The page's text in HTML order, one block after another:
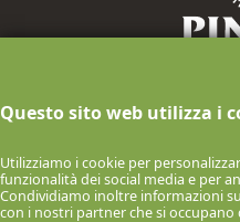
Questo sito web utilizza i
Utilizziamo i cookie per
funzionalità dei social media e per
Condividiamo inoltre informazioni
con i nostri partner che si
- 07047
© 2026 F.lli Pinna